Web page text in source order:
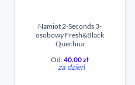
Namiot 2-Seconds 3-
osobowy Fresh&Black
Quechua
Od:40.00zł
za dzień